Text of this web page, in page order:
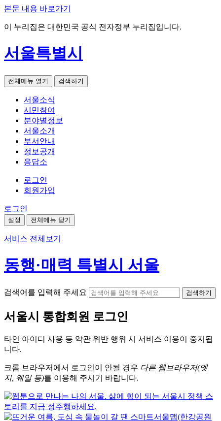
본문 내용 바로가기
이 누리집은 대한민국 공식 전자정부 누리집입니다.
서울특별시
전체메뉴 열기 검색하기
서울소식
시민참여
분야별정보
서울소개
부서안내
정보공개
응답소
로그인
회원가입
로그인
설정 전체메뉴 닫기
서비스 전체보기
동행·매력 특별시 서울
검색어를 입력해 주세요 검색하기
서울시 통합회원 로그인
타인 아이디 사용 등 약관 위반 행위 시 서비스 이용이 중지됩
니다.
크롬 브라우저에서 로그인이 안될 경우 다른 웹브라우저(엣
지, 웨일 등)를 이용해 주시기 바랍니다.